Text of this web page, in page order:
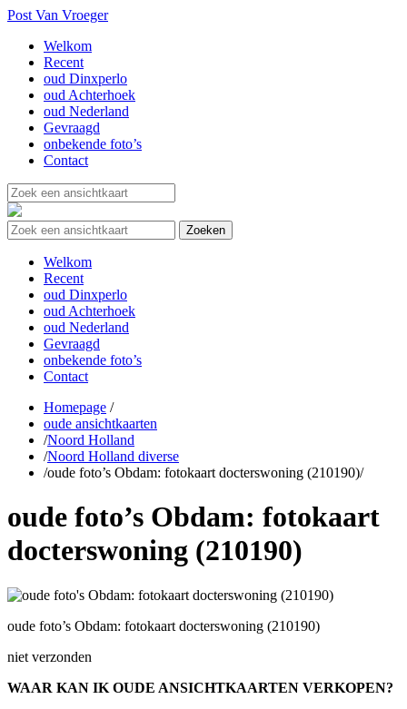
Post Van Vroeger
Welkom
Recent
oud Dinxperlo
oud Achterhoek
oud Nederland
Gevraagd
onbekende foto’s
Contact
Welkom
Recent
oud Dinxperlo
oud Achterhoek
oud Nederland
Gevraagd
onbekende foto’s
Contact
Homepage /
oude ansichtkaarten
/Noord Holland
/Noord Holland diverse
/oude foto’s Obdam: fotokaart docterswoning (210190)/
oude foto’s Obdam: fotokaart
docterswoning (210190)
oude foto’s Obdam: fotokaart docterswoning (210190)
niet verzonden
WAAR KAN IK OUDE ANSICHTKAARTEN VERKOPEN?